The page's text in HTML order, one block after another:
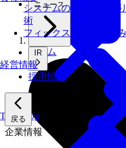
Tech Blog
ニュース
IR
採用情報
戻る
企業情報
システムの仕事を、よ
術
フィックスターズの​強み
経営情報
ホーム